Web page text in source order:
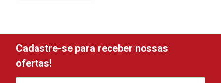
Cadastre-se para receber nossas
ofertas!